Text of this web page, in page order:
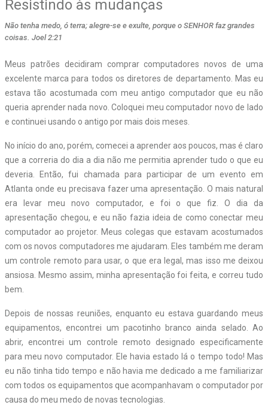
Resistindo às mudanças
Não tenha medo, ó terra; alegre-se e exulte, porque o SENHOR faz grandes
coisas. Joel 2:21
Meus patrões decidiram comprar computadores novos de uma
excelente marca para todos os diretores de departamento. Mas eu
estava tão acostumada com meu antigo computador que eu não
queria aprender nada novo. Coloquei meu computador novo de lado
e continuei usando o antigo por mais dois meses.
No início do ano, porém, comecei a aprender aos poucos, mas é claro
que a correria do dia a dia não me permitia aprender tudo o que eu
deveria. Então, fui chamada para participar de um evento em
Atlanta onde eu precisava fazer uma apresentação. O mais natural
era levar meu novo computador, e foi o que fiz. O dia da
apresentação chegou, e eu não fazia ideia de como conectar meu
computador ao projetor. Meus colegas que estavam acostumados
com os novos computadores me ajudaram. Eles também me deram
um controle remoto para usar, o que era legal, mas isso me deixou
ansiosa. Mesmo assim, minha apresentação foi feita, e correu tudo
bem.
Depois de nossas reuniões, enquanto eu estava guardando meus
equipamentos, encontrei um pacotinho branco ainda selado. Ao
abrir, encontrei um controle remoto designado especificamente
para meu novo computador. Ele havia estado lá o tempo todo! Mas
eu não tinha tido tempo e não havia me dedicado a me familiarizar
com todos os equipamentos que acompanhavam o computador por
causa do meu medo de novas tecnologias.